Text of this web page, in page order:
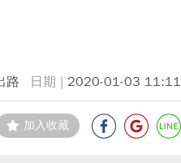
路 2020-01-03 11:11
加入收藏